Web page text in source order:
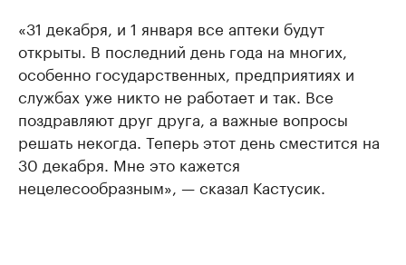
«31 декабря, и 1 января все аптеки будут
открыты. В последний день года на многих,
особенно государственных, предприятиях и
службах уже никто не работает и так. Все
поздравляют друг друга, а важные вопросы
решать некогда. Теперь этот день сместится на
30 декабря. Мне это кажется
нецелесообразным», — сказал Кастусик.